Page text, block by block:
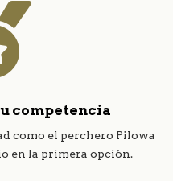
competencia
como el perchero Pilowa
en la primera opción.